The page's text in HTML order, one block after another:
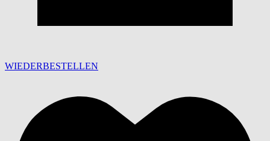
WIEDERBESTELLEN